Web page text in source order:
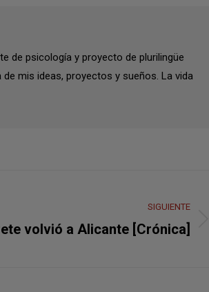
de psicología y proyecto de plurilingüe
mis ideas, proyectos y sueños. La vida
SIGUIENTE
volvió a Alicante [Crónica]